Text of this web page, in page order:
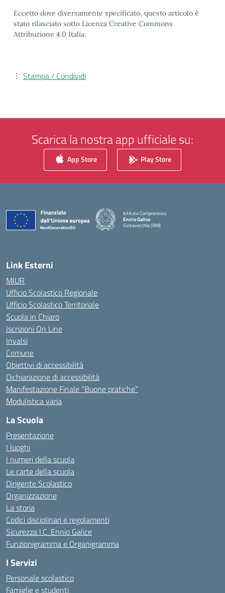
Eccetto dove diversamente specificato, questo articolo è
stato rilasciato sotto Licenza Creative Commons
Attribuzione 4.0 Italia.
Stampa / Condividi
Scarica la nostra app ufficiale su:
App Store Play Store
Istituto Comprensivo
Ennio Galice
Civitavecchia (RM)
Link Esterni
MIUR
Ufficio Scolastico Regionale
Ufficio Scolastico Territoriale
Scuola in Chiaro
Iscrizioni On Line
Invalsi
Comune
Obiettivi di accessibilità
Dichiarazione di accessibilità
Manifestazione Finale “Buone pratiche”
Modulistica varia
La Scuola
Presentazione
I luoghi
I numeri della scuola
Le carte della scuola
Dirigente Scolastico
Organizzazione
La storia
Codici disciplinari e regolamenti
Sicurezza I.C. Ennio Galice
Funzionigramma e Organigramma
I Servizi
Personale scolastico
Famiglie e studenti